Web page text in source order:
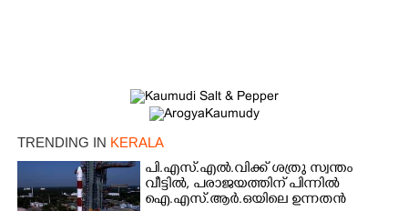
TRENDING IN KERALA
പി.എസ്.എൽ.വിക്ക് ശത്രു സ്വന്തം
വീട്ടിൽ,​ പരാജയത്തിന് പിന്നിൽ
ഐ.എസ്.ആർ.ഒയിലെ ഉന്നതൻ
Share this link